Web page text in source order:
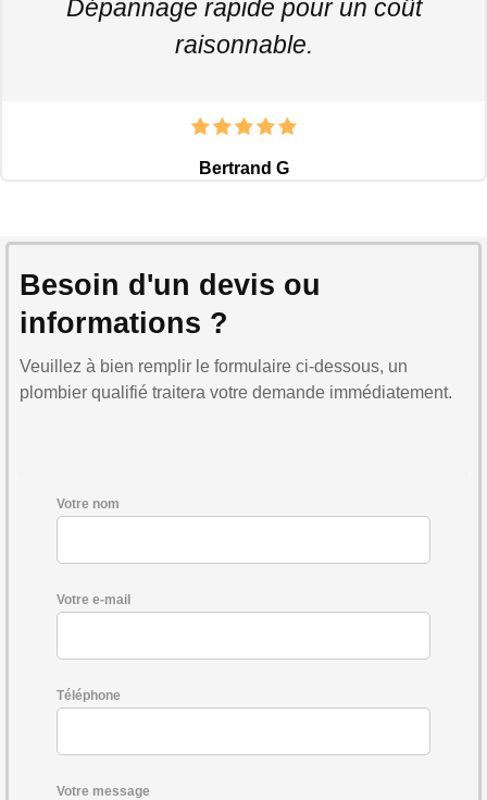
Dépannage rapide pour un coût
raisonnable.
Bertrand G
Besoin d'un devis ou
informations ?
Veuillez à bien remplir le formulaire ci-dessous, un
plombier qualifié traitera votre demande immédiatement.
Votre nom
Votre e-mail
Téléphone
Votre message